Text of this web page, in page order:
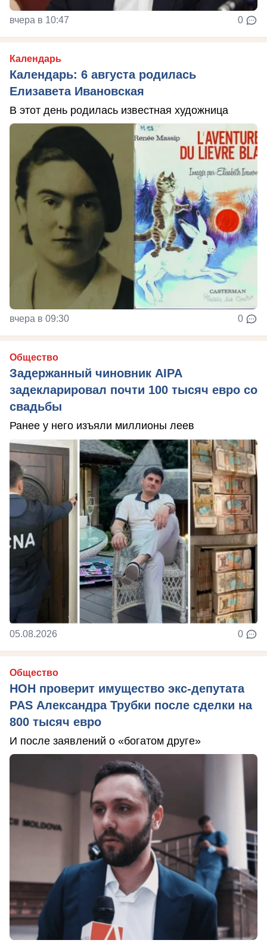
вчера в 10:47 0
Календарь
Календарь: 6 августа родилась
Елизавета Ивановская
В этот день родилась известная художница
вчера в 09:30 0
Общество
Задержанный чиновник AIPA
задекларировал почти 100 тысяч евро со
свадьбы
Ранее у него изъяли миллионы леев
05.08.2026 0
Общество
НОН проверит имущество экс-депутата
PAS Александра Трубки после сделки на
800 тысяч евро
И после заявлений о «богатом друге»